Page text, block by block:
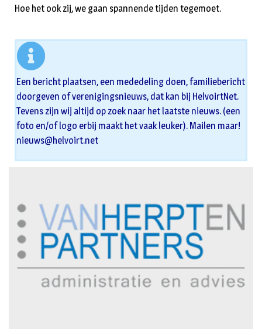
Hoe het ook zij, we gaan spannende tijden tegemoet.
Een bericht plaatsen, een mededeling doen, familiebericht
doorgeven of verenigingsnieuws, dat kan bij HelvoirtNet.
Tevens zijn wij altijd op zoek naar het laatste nieuws. (een
foto en/of logo erbij maakt het vaak leuker). Mailen maar!
nieuws@helvoirt.net